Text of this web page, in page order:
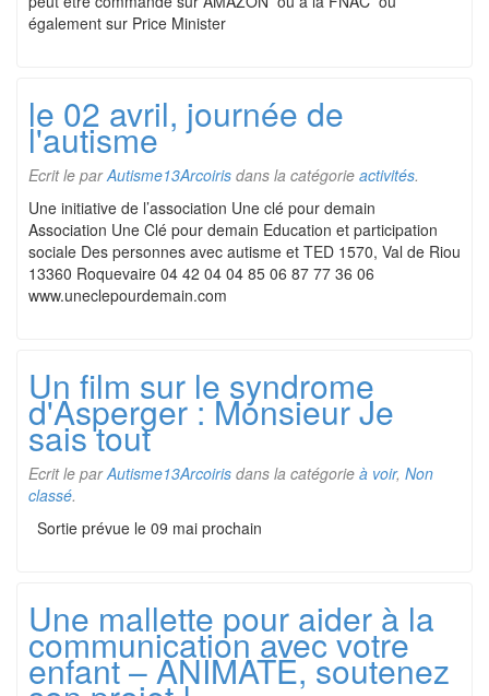
également sur Price Minister
le 02 avril, journée de
l'autisme
Ecrit le parAutisme13Arcoiris dans la catégorie activités.
Une initiative de l’association Une clé pour demain
Association Une Clé pour demain Education et participation
sociale Des personnes avec autisme et TED 1570, Val de Riou
13360 Roquevaire 04 42 04 04 85 06 87 77 36 06
www.uneclepourdemain.com
Un film sur le syndrome
d'Asperger : Monsieur Je
sais tout
Ecrit le parAutisme13Arcoiris dans la catégorie à voir, Non
classé.
Sortie prévue le 09 mai prochain
Une mallette pour aider à la
communication avec votre
enfant – ANIMATE, soutenez